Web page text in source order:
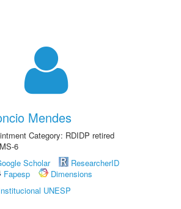
Mendes
Category: RDIDP retired
6
Scholar
ResearcherID
Fapesp
Dimensions
UNESP